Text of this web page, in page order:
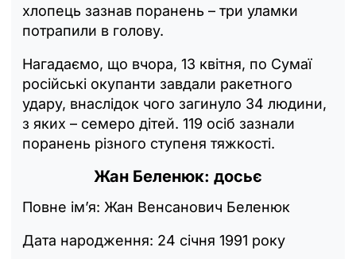
хлопець зазнав поранень – три уламки
потрапили в голову.
Нагадаємо, що вчора, 13 квітня, по Сумаї
російські окупанти завдали ракетного
удару, внаслідок чого загинуло 34 людини,
з яких – семеро дітей. 119 осіб зазнали
поранень різного ступеня тяжкості.
Жан Беленюк: досьє
Повне ім’я: Жан Венсанович Беленюк
Дата народження: 24 січня 1991 року